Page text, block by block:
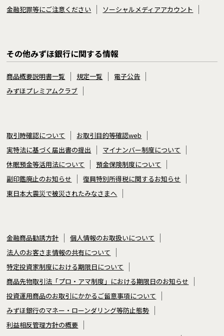
金融犯罪等にご注意ください
ソーシャルメディアアカウント
その他みずほ銀行に関する情報
商品概要説明書一覧 規定一覧
電子公告
みずほプレミアムクラブ
取引時確認について
お取引目的等確認web
実特法に基づく届出書の提出
マイナンバー制度について
休眠預金等活用法について
預金保険制度について
副印鑑廃止のお知らせ
復興特別所得税に関するお知らせ
東日本大震災で被災されたみなさまへ
金融商品勧誘方針
個人情報のお取扱いについて
法人のお客さま情報の共有について
特定投資家制度における期限日について
商品先物取引法「プロ・アマ制度」における期限日のお知らせ
投資運用商品のお取引にかかるご留意事項について
みずほ銀行のマネー・ローンダリング等防止態勢
利益相反管理方針の概要